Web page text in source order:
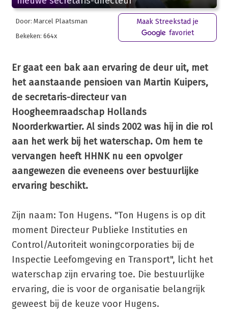
Door: Marcel Plaatsman
Bekeken: 664x
Maak Streekstad je
favoriet
Er gaat een bak aan ervaring de deur uit, met
het aanstaande pensioen van Martin Kuipers,
de secretaris-directeur van
Hoogheemraadschap Hollands
Noorderkwartier. Al sinds 2002 was hij in die rol
aan het werk bij het waterschap. Om hem te
vervangen heeft HHNK nu een opvolger
aangewezen die eveneens over bestuurlijke
ervaring beschikt.
Zijn naam: Ton Hugens. "Ton Hugens is op dit
moment Directeur Publieke Instituties en
Control/Autoriteit woningcorporaties bij de
Inspectie Leefomgeving en Transport", licht het
waterschap zijn ervaring toe. Die bestuurlijke
ervaring, die is voor de organisatie belangrijk
geweest bij de keuze voor Hugens.